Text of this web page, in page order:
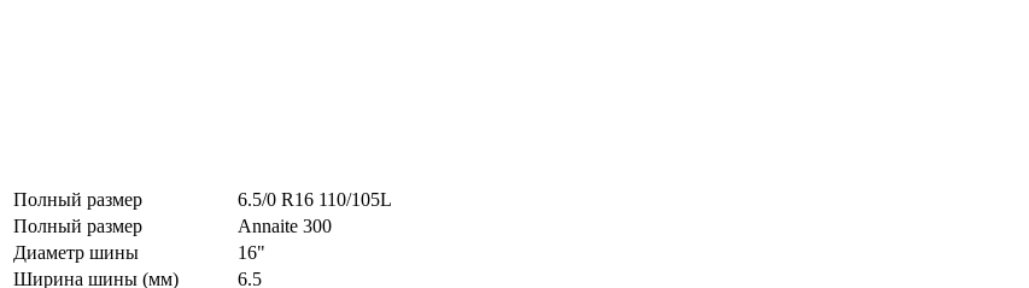
Полный размер
6.5/0 R16 110/105L
Полный размер
Annaite 300
Диаметр шины
16"
Ширина шины (мм)
6.5